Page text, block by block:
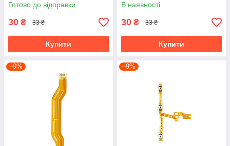
Готово до відправки
30 ₴ 33 ₴
Купити
В наявності
30 ₴ 33 ₴
Купити
–9% –9%